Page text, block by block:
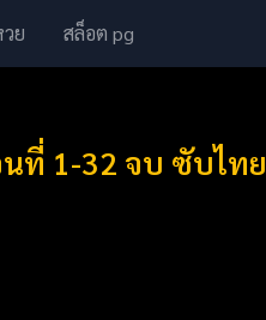
ย สล็อต pg
ที่ 1-32 จบ ซับไทย